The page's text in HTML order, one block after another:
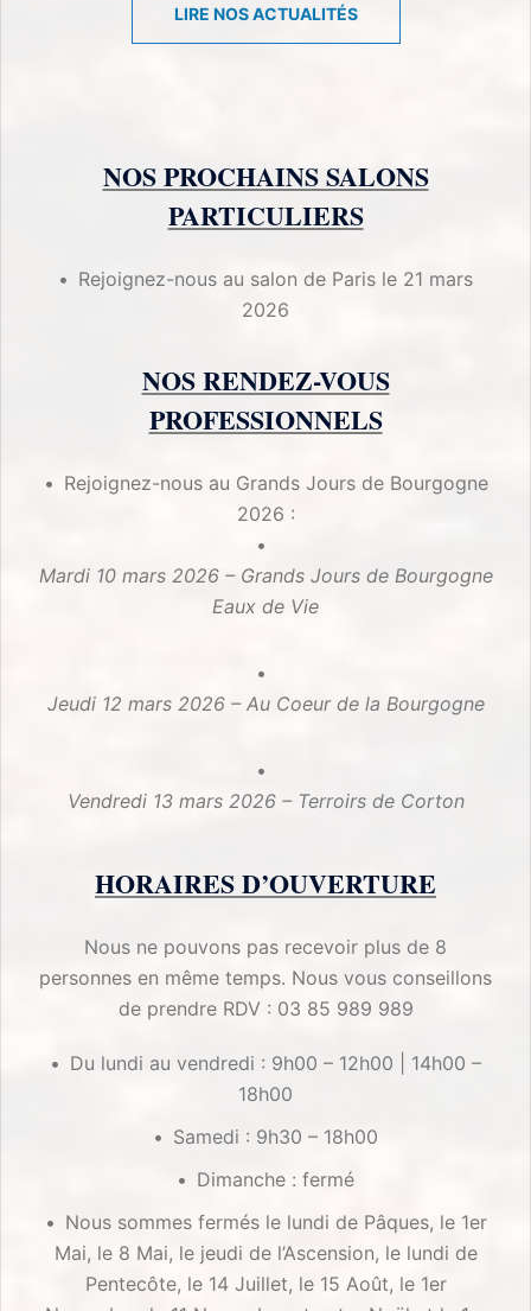
LIRE NOS ACTUALITÉS
NOS PROCHAINS SALONS
PARTICULIERS
Rejoignez-nous au salon de Paris le 21 mars
2026
NOS RENDEZ-VOUS
PROFESSIONNELS
Rejoignez-nous au Grands Jours de Bourgogne
2026 :
Mardi 10 mars 2026 – Grands Jours de Bourgogne
Eaux de Vie
Jeudi 12 mars 2026 – Au Coeur de la Bourgogne
Vendredi 13 mars 2026 – Terroirs de Corton
HORAIRES D’OUVERTURE
Nous ne pouvons pas recevoir plus de 8
personnes en même temps. Nous vous conseillons
de prendre RDV : 03 85 989 989
Du lundi au vendredi : 9h00 – 12h00 | 14h00 –
18h00
Samedi : 9h30 – 18h00
Dimanche : fermé
Nous sommes fermés le lundi de Pâques, le 1er
Mai, le 8 Mai, le jeudi de l’Ascension, le lundi de
Pentecôte, le 14 Juillet, le 15 Août, le 1er